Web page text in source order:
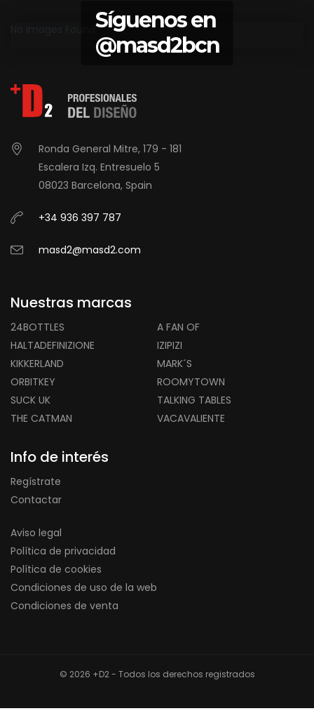
Síguenos en
@masd2bcn
Ronda General Mitre, 179 - 181
Escalera Izq. Entresuelo 5
08023 Barcelona, Spain
+34 936 397 787
masd2@masd2.com
Nuestras marcas
24BOTTLES
A FAN OF
HALTADEFINIZIONE
IZIPIZI
KIKKERLAND
MARK´S
ORBITKEY
ROOMYTOWN
SUCK UK
TALKING TABLES
THE CATMAN
VACAVALIENTE
Info de interés
Regístrate
Contactar
Aviso legal
Política de privacidad
Política de cookies
Condiciones de uso de la web
Condiciones de venta
© 2026 +D2 - Todos los derechos registrados